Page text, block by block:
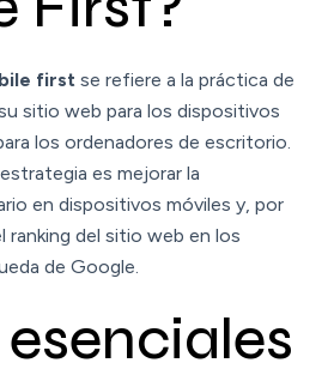
first se refiere a la práctica de
sitio web para los dispositivos
los ordenadores de escritorio.
es mejorar la
en dispositivos móviles y, por
ranking del sitio web en los
de Google.